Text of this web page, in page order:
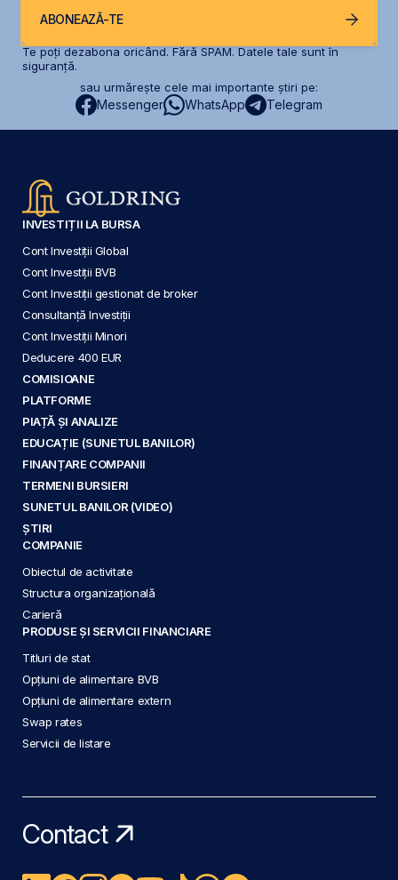
ABONEAZĂ-TE
Te poți dezabona oricând. Fără SPAM. Datele tale sunt în
siguranță.
sau urmărește cele mai importante știri pe:
Messenger WhatsApp Telegram
INVESTIȚII LA BURSA
Cont Investiții Global
Cont Investiții BVB
Cont Investiții gestionat de broker
Consultanță Investiții
Cont Investiții Minori
Deducere 400 EUR
COMISIOANE
PLATFORME
PIAȚĂ ȘI ANALIZE
EDUCAȚIE (SUNETUL BANILOR)
FINANȚARE COMPANII
TERMENI BURSIERI
SUNETUL BANILOR (VIDEO)
ȘTIRI
COMPANIE
Obiectul de activitate
Structura organizațională
Carieră
PRODUSE ȘI SERVICII FINANCIARE
Titluri de stat
Opțiuni de alimentare BVB
Opțiuni de alimentare extern
Swap rates
Servicii de listare
Contact